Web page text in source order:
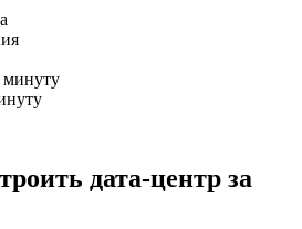
дата-центр за